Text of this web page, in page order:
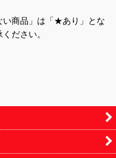
商品」は「★あり」とな
ださい。